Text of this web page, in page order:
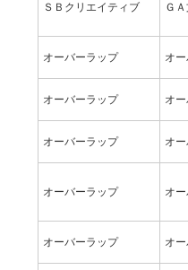
ＳＢクリエイティブ Ｇ
オーバーラップ オ
オーバーラップ オ
オーバーラップ オ
オーバーラップ オ
オーバーラップ オ